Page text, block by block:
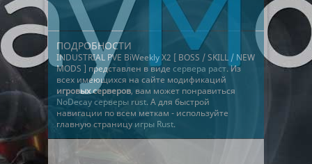
ПОДРОБНОСТИ
INDUSTRIAL PVE BiWeekly X2 [ BOSS / SKILL / NEW
MODS ] представлен в виде сервера раст. Из
всех имеющихся на сайте модификаций
игровых серверов, вам может понравиться
NoDecay серверы rust. А для быстрой
навигации по всем меткам - используйте
главную страницу игры Rust.